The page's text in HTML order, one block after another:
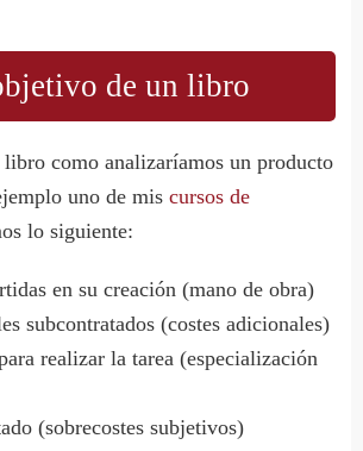
de un libro
como analizaríamos un producto
uno de miscursos de
lo siguiente:
en su creación (mano de obra)
subcontratados (costes adicionales)
realizar la tarea (especialización
(sobrecostes subjetivos)